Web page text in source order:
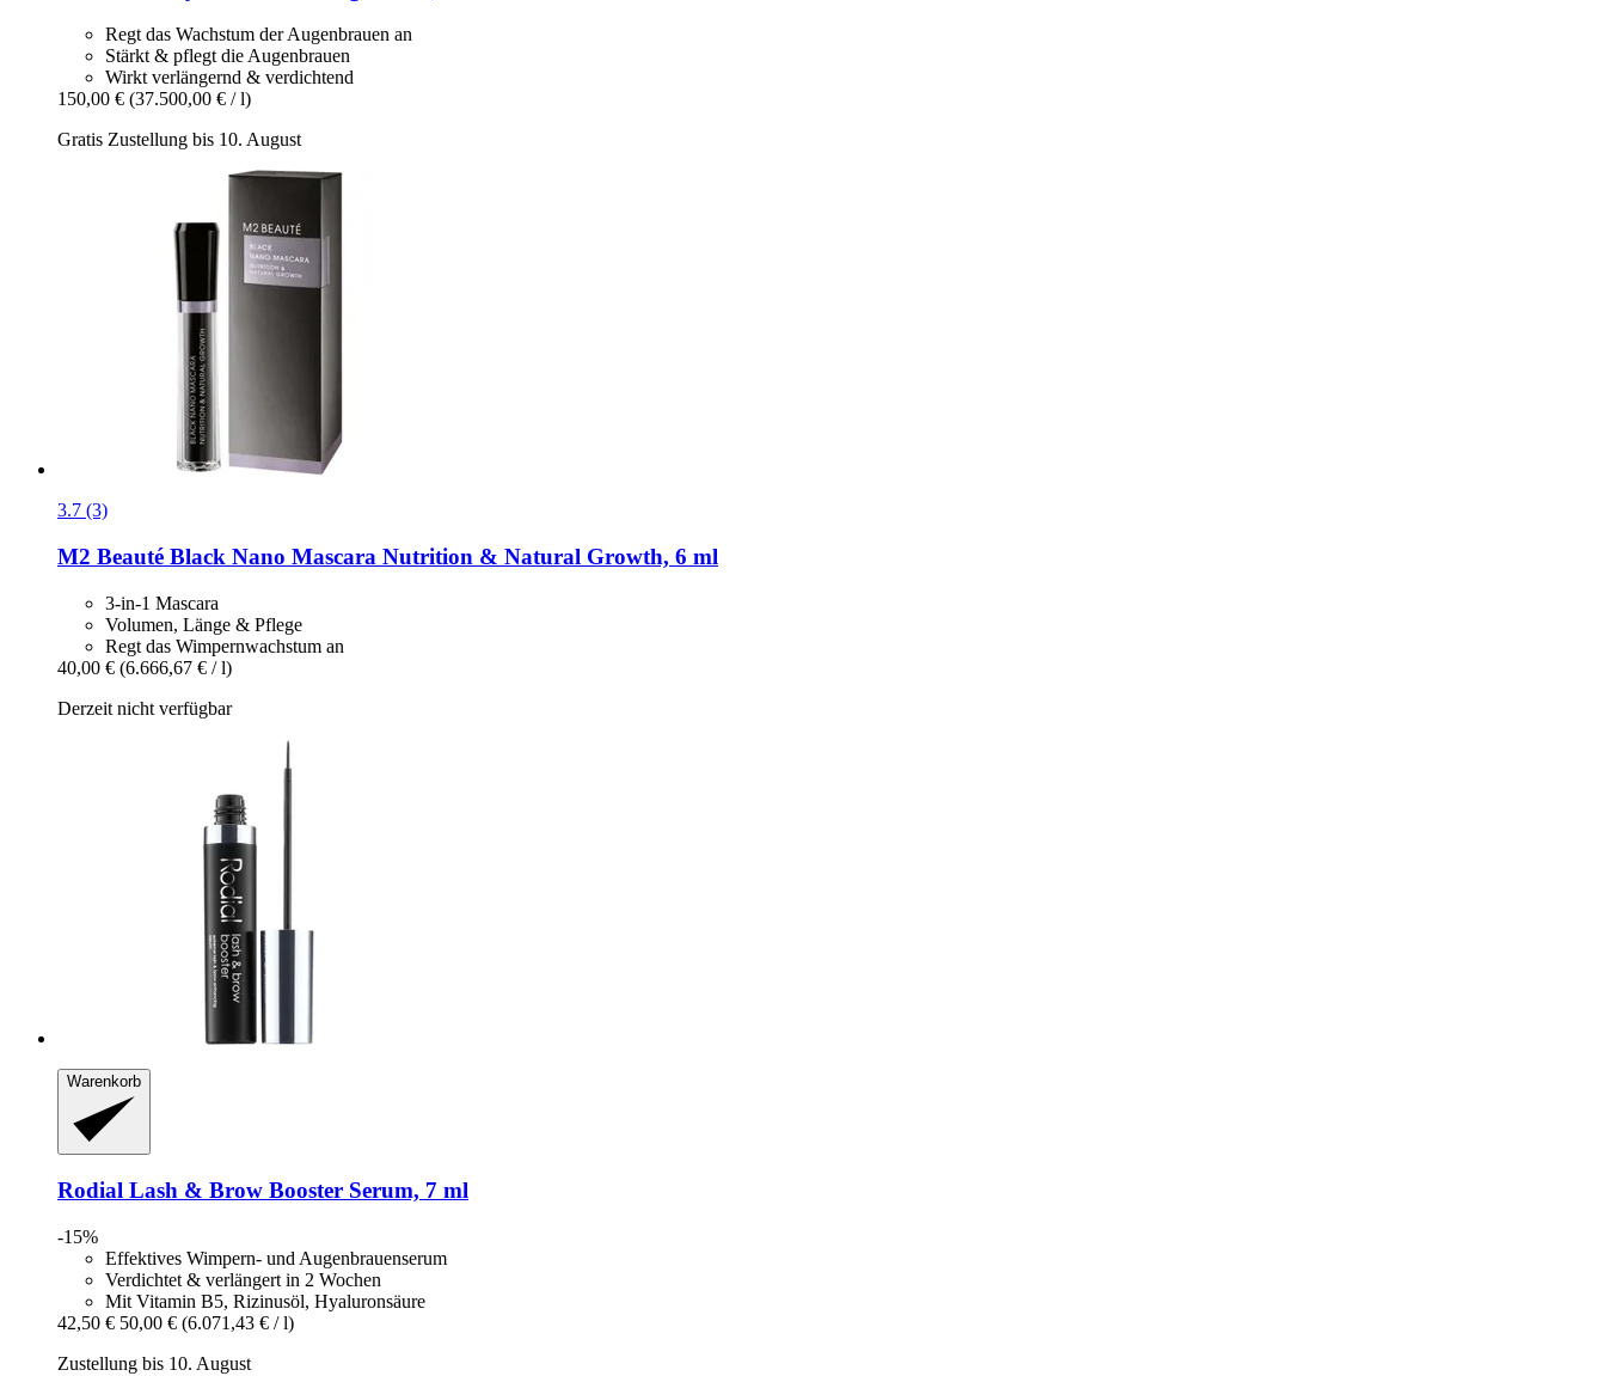
Regt das Wachstum der Augenbrauen an
Stärkt & pflegt die Augenbrauen
Wirkt verlängernd & verdichtend
150,00 € (37.500,00 € / l)
Gratis Zustellung bis 10. August
3.7 (3)
M2 Beauté Black Nano Mascara Nutrition & Natural Growth, 6 ml
3-in-1 Mascara
Volumen, Länge & Pflege
Regt das Wimpernwachstum an
40,00 € (6.666,67 € / l)
Derzeit nicht verfügbar
Warenkorb
Rodial Lash & Brow Booster Serum, 7 ml
-15%
Effektives Wimpern- und Augenbrauenserum
Verdichtet & verlängert in 2 Wochen
Mit Vitamin B5, Rizinusöl, Hyaluronsäure
42,50 € 50,00 € (6.071,43 € / l)
Zustellung bis 10. August